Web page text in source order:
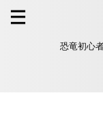
恐竜初心